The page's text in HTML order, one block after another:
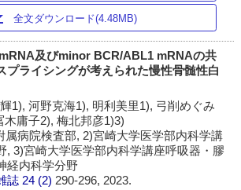
全文ダウンロード(4.48MB)
及びminor BCR/ABL1 mRNAの共
プライシングが考えられた慢性骨髄性白
1), 河野克海1), 明利美里1), 弓削めぐみ
木庸子2), 梅北邦彦1)3)
属病院検査部, 2)宮崎大学医学部内科学講
, 3)宮崎大学医学部内科学講座呼吸器・膠
経内科学分野
誌 24 (2) 290-296, 2023.